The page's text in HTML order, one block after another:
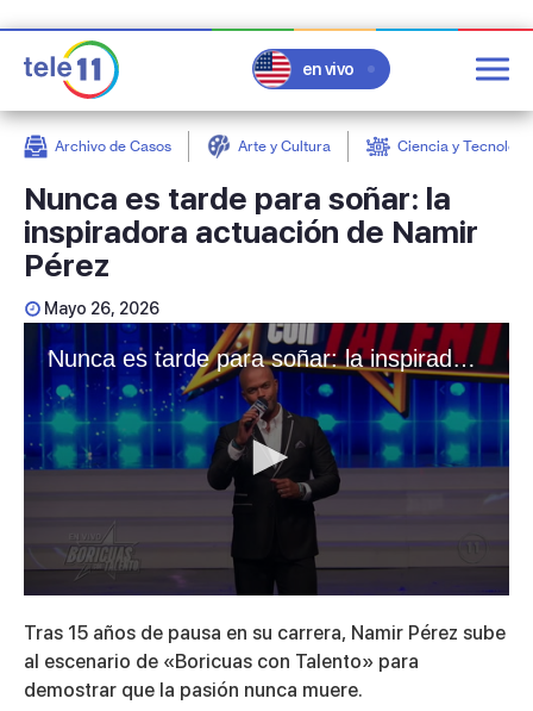
en vivo
Archivo de Casos Arte y Cultura Ciencia y
Nunca es tarde para soñar: la
inspiradora actuación de Namir
Pérez
Mayo 26, 2026
Nunca es tarde para soñar: la inspiradora actuación de Namir Pérez
seconds
of
4
minutes,
21
Tras 15 años de pausa en su carrera, Namir Pérez sube
al escenario de «Boricuas con Talento» para
demostrar que la pasión nunca muere.
post